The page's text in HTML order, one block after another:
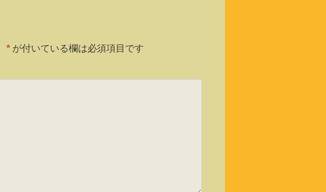
* が付いている欄は必須項目です